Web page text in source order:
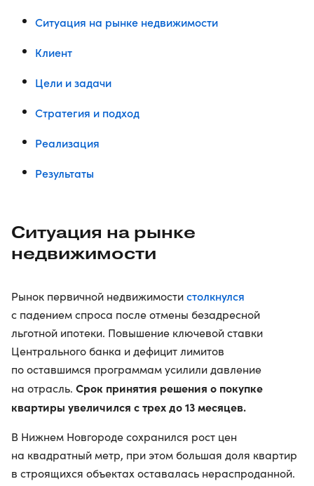
Ситуация на рынке недвижимости
Клиент
Цели и задачи
Стратегия и подход
Реализация
Результаты
Ситуация на рынке
недвижимости
Рынок первичной недвижимостистолкнулся
с падением спроса после отмены безадресной
льготной ипотеки. Повышение ключевой ставки
Центрального банка и дефицит лимитов
по оставшимся программам усилили давление
на отрасль. Срок принятия решения о покупке
квартиры увеличился с трех до 13 месяцев.
В Нижнем Новгороде сохранился рост цен
на квадратный метр, при этом большая доля квартир
в строящихся объектах оставалась нераспроданной.